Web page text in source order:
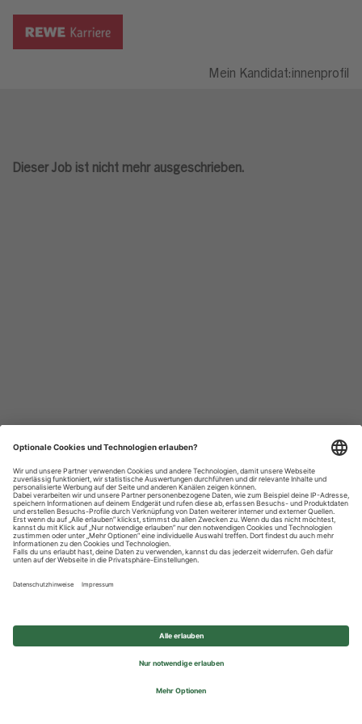
Mein Kandidat:innenprofil
Dieser Job ist nicht mehr ausgeschrieben.
Datenschutzhinweise
Impressum
Privatsphäre-Einstellungen
© 2026 REWE Group - All rights reserved